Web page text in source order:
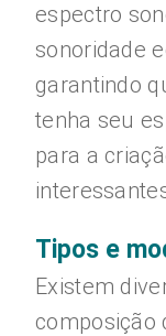
espectro
sonoridade
garantindo
tenha seu
para a
Tipos e
Existem
composição